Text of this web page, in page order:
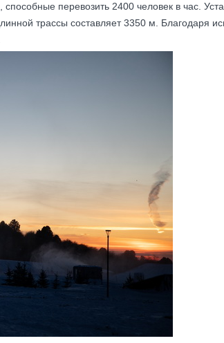
перевозить 2400 человек в час.
трассы составляет 3350 м. Благодаря